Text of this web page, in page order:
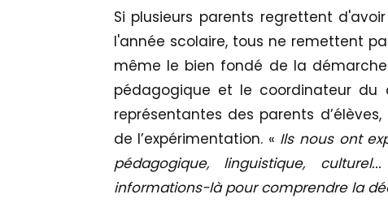
Si plusieurs parents regrettent
l'année scolaire, tous ne remettent
même le bien fondé de la
pédagogique et le coordinateur du
représentantes des parents
de l’expérimentation. « Ils nous ont
pédagogique, linguistique,
informations-là pour comprendre la